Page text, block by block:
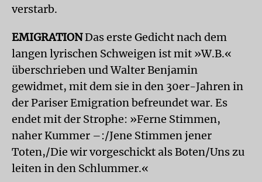
verstarb.
EMIGRATIONDas erste Gedicht nach dem
langen lyrischen Schweigen ist mit »W.B.«
überschrieben und Walter Benjamin
gewidmet, mit dem sie in den 30er-Jahren in
der Pariser Emigration befreundet war. Es
endet mit der Strophe: »Ferne Stimmen,
naher Kummer –:/Jene Stimmen jener
Toten,/Die wir vorgeschickt als Boten/Uns zu
leiten in den Schlummer.«